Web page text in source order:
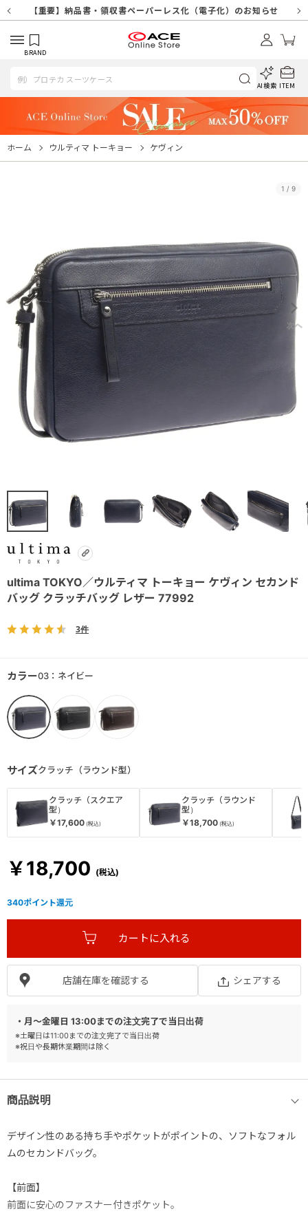
【重要】8/11（火・祝）休業及び配送スケジュールについて
【重要】令和８年熊本地震に伴う配送への影響について
【重要】納品書・領収書ペーパーレス化（電子化）のお知らせ
【重要】天候不良や交通状況・物量増等に伴う配送への影響について
【重要】悪質な詐欺サイトにご注意ください
【重要】各種メールが届かない場合に関しまして
【重要】お問い合わせのご対応に関しまして
【重要】SNSのなりすまし詐欺にご注意ください
BRAND
AI検索 ITEM
ホーム ウルティマ トーキョー ケヴィン
1 / 9
ultima TOKYO／ウルティマ トーキョー ケヴィン セカンド
バッグ クラッチバッグ レザー 77992
3件
・月～金曜日 13:00までの注文完了で当日出荷
※土曜日は11:00までの注文完了で当日出荷
※祝日や長期休業期間は除く
￥18,700
商品説明
デザイン性のある持ち手やポケットがポイントの、ソフトなフォル
ムのセカンドバッグ。
【前面】
前面に安心のファスナー付きポケット。
サイズクラッチ（ラウンド型）
クラッチ（スクエア
型）
￥17,600
クラッチ（ラウンド
型）
￥18,700
カラー03：ネイビー
店舗在庫を確認する シェアする
340ポイント還元